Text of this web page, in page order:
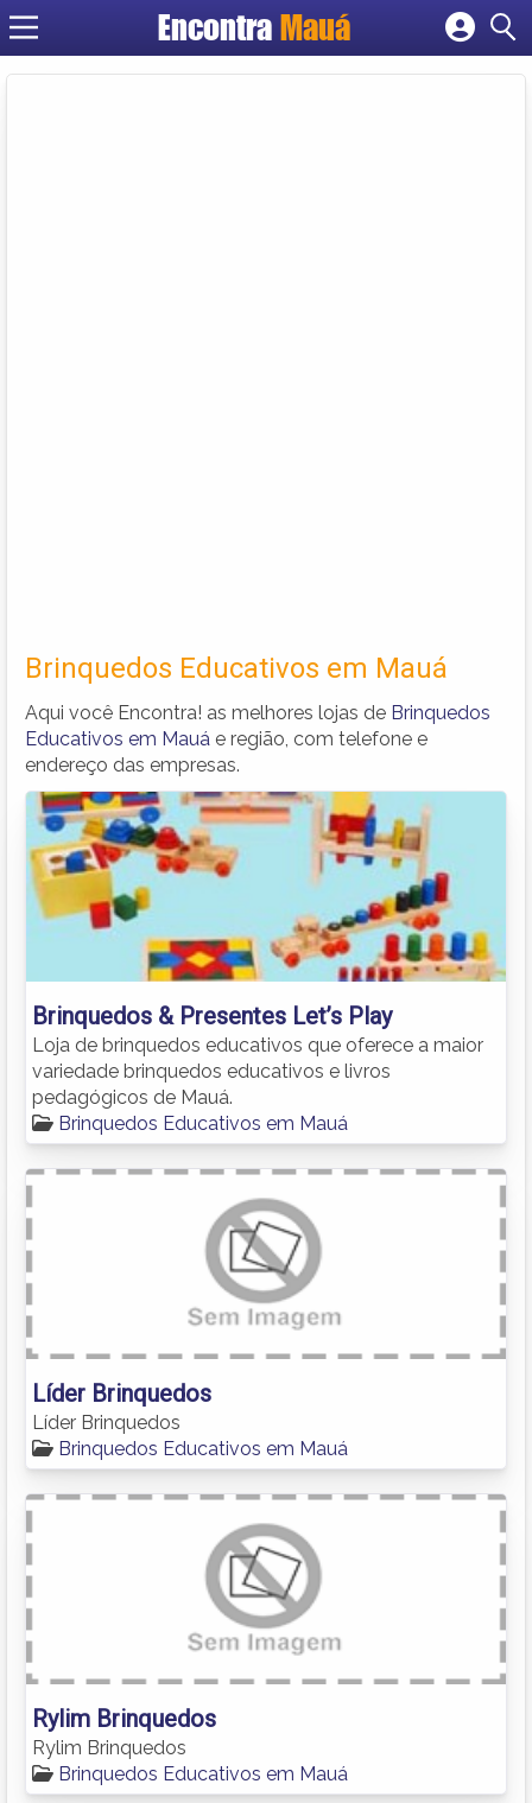
EncontraMauá
Brinquedos Educativos em Mauá
Aqui você Encontra! as melhores lojas de Brinquedos
Educativos em Mauá e região, com telefone e
endereço das empresas.
Brinquedos & Presentes Let’s Play
Loja de brinquedos educativos que oferece a maior
variedade brinquedos educativos e livros
pedagógicos de Mauá.
Brinquedos Educativos em Mauá
Líder Brinquedos
Líder Brinquedos
Brinquedos Educativos em Mauá
Rylim Brinquedos
Rylim Brinquedos
Brinquedos Educativos em Mauá